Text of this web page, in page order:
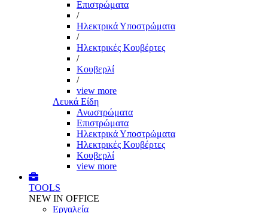
Επιστρώματα
/
Ηλεκτρικά Υποστρώματα
/
Ηλεκτρικές Κουβέρτες
/
Κουβερλί
/
view more
Λευκά Είδη
Ανωστρώματα
Επιστρώματα
Ηλεκτρικά Υποστρώματα
Ηλεκτρικές Κουβέρτες
Κουβερλί
view more
TOOLS
NEW IN OFFICE
Εργαλεία